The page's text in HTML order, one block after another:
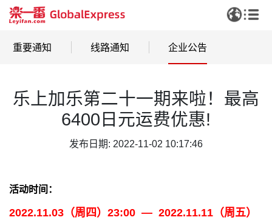
重要通知 线路通知 企业公告
乐上加乐第二十一期来啦！最高
6400日元运费优惠!
发布日期: 2022-11-02 10:17:46
活动时间：
2022.11.03（周四）23:00 — 2022.11.11（周五）